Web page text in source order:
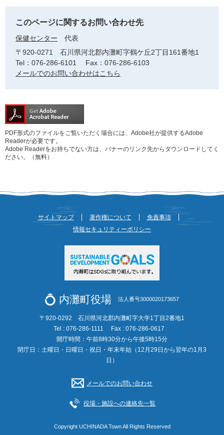
このページに関するお問い合わせ先
保健センター
代表
〒920-0271
石川県河北郡内灘町字鶴ケ丘2丁目161番地1
Tel：076-286-6101
Fax：076-286-6103
メールでのお問い合わせはこちら
PDF形式のファイルをご覧いただく場合には、Adobe社が提供するAdobe
Readerが必要です。
Adobe Readerをお持ちでない方は、バナーのリンク先からダウンロードしてく
ださい。（無料）
サイトマップ 著作権について
免責事項
情報セキュリティーポリシー
内灘町役場 法人番号3000020173657
〒920-0292 石川県河北郡内灘町字大学1丁目2番地1
Tel : 076-286-1111
Fax : 076-286-0617
開庁時間：午前8時30分から午後5時15分
閉庁日：土曜日・日曜日・祝日・年末年始（12月29日から翌年の1月3
日）
メールでのお問い合わせ
役場・施設への連絡先一覧
Copyright UCHINADA Town All Rights Reserved